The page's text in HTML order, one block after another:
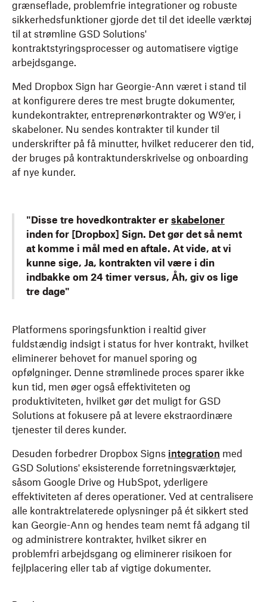
grænseflade, problemfrie integrationer og robuste
sikkerhedsfunktioner gjorde det til det ideelle værktøj
til at strømline GSD Solutions'
kontraktstyringsprocesser og automatisere vigtige
arbejdsgange.
Med Dropbox Sign har Georgie-Ann været i stand til
at konfigurere deres tre mest brugte dokumenter,
kundekontrakter, entreprenørkontrakter og W9'er, i
skabeloner. Nu sendes kontrakter til kunder til
underskrifter på få minutter, hvilket reducerer den tid,
der bruges på kontraktunderskrivelse og onboarding
af nye kunder.
"Disse tre hovedkontrakter er skabeloner
inden for [Dropbox] Sign. Det gør det så nemt
at komme i mål med en aftale. At vide, at vi
kunne sige, Ja, kontrakten vil være i din
indbakke om 24 timer versus, Åh, giv os lige
tre dage"
Platformens sporingsfunktion i realtid giver
fuldstændig indsigt i status for hver kontrakt, hvilket
eliminerer behovet for manuel sporing og
opfølgninger. Denne strømlinede proces sparer ikke
kun tid, men øger også effektiviteten og
produktiviteten, hvilket gør det muligt for GSD
Solutions at fokusere på at levere ekstraordinære
tjenester til deres kunder.
Desuden forbedrer Dropbox Signs integration med
GSD Solutions' eksisterende forretningsværktøjer,
såsom Google Drive og HubSpot, yderligere
effektiviteten af deres operationer. Ved at centralisere
alle kontraktrelaterede oplysninger på ét sikkert sted
kan Georgie-Ann og hendes team nemt få adgang til
og administrere kontrakter, hvilket sikrer en
problemfri arbejdsgang og eliminerer risikoen for
fejlplacering eller tab af vigtige dokumenter.